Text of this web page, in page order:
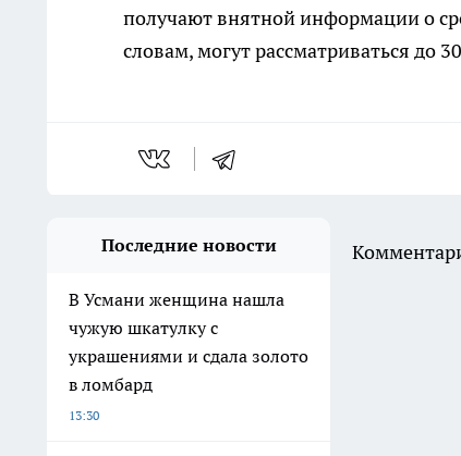
получают внятной информации о
словам, могут рассматриваться до
Последние новости
В Усмани женщина нашла
чужую шкатулку с
украшениями и сдала золото
в ломбард
13:30